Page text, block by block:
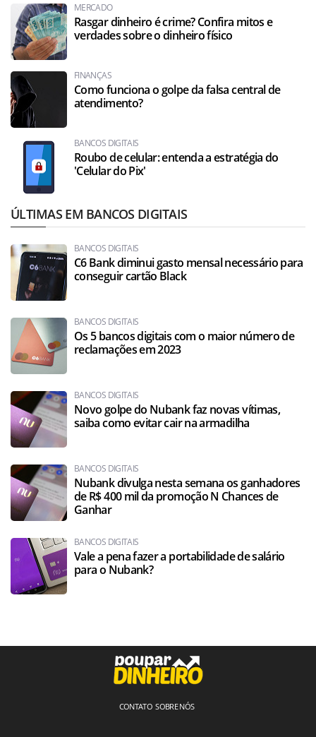
MERCADO
Rasgar dinheiro é crime? Confira mitos e
verdades sobre o dinheiro físico
FINANÇAS
Como funciona o golpe da falsa central de
atendimento?
BANCOS DIGITAIS
Roubo de celular: entenda a estratégia do
'Celular do Pix'
ÚLTIMAS EM BANCOS DIGITAIS
BANCOS DIGITAIS
C6 Bank diminui gasto mensal necessário para
conseguir cartão Black
BANCOS DIGITAIS
Os 5 bancos digitais com o maior número de
reclamações em 2023
BANCOS DIGITAIS
Novo golpe do Nubank faz novas vítimas,
saiba como evitar cair na armadilha
BANCOS DIGITAIS
Nubank divulga nesta semana os ganhadores
de R$ 400 mil da promoção N Chances de
Ganhar
BANCOS DIGITAIS
Vale a pena fazer a portabilidade de salário
para o Nubank?
CONTATO SOBRE NÓS